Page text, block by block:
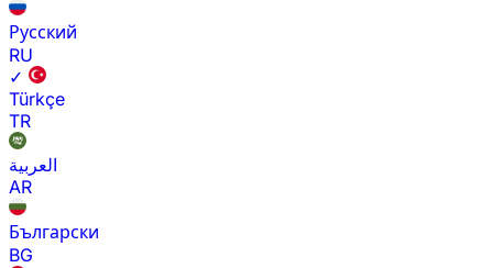
Русский
RU
✓
Türkçe
TR
العربية
AR
Български
BG